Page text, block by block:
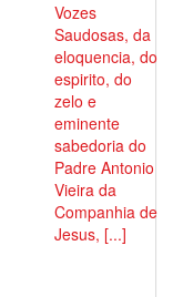
Vozes
Saudosas, da
eloquencia, do
espirito, do
zelo e
eminente
sabedoria do
Padre Antonio
Vieira da
Companhia de
Jesus, [...]